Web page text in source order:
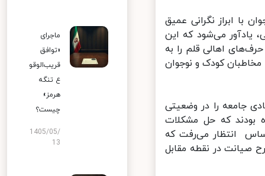
ابراز نگرانی عمیق
یادآور می‌شود که این
اهالی قلم را به
کودک و نوجوان
را در وضعیتی
بودند که حل مشکلات
انتظار می‌رفت که
در نقطه‌ مقابل
ماجرای
«توافق
قریب‌الوقو
ع تنگه
هرمز»
چیست؟
1405/05/
13